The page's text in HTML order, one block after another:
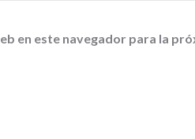
en este navegador para la